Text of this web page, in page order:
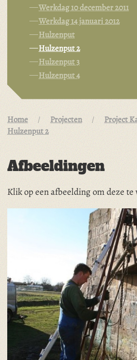
Werkdag 10 december 2011
Werkdag 14 januari 2012
Hulzenput
Hulzenput 2
Hulzenput 3
Hulzenput 4
Home Projecten
Project
Hulzenput 2
Afbeeldingen
Klik op een afbeelding om deze te